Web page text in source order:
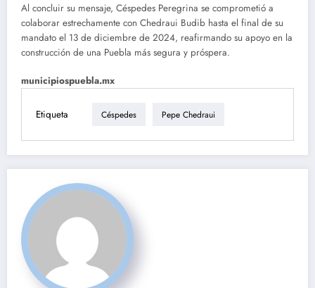
Al concluir su mensaje, Céspedes Peregrina se comprometió a
colaborar estrechamente con Chedraui Budib hasta el final de su
mandato el 13 de diciembre de 2024, reafirmando su apoyo en la
construcción de una Puebla más segura y próspera.
municipiospuebla.mx
Etiqueta Céspedes Pepe Chedraui